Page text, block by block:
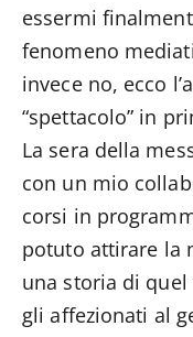
essermi
fenomeno
invece no, ecco
“spettacolo” in
La sera della
con un mio
corsi in
potuto attirare la
una storia di
gli affezionati al